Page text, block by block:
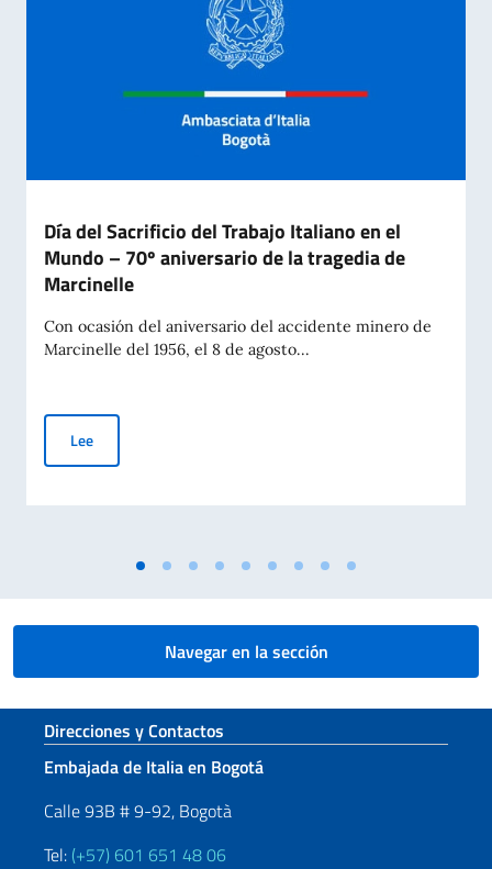
Día del Sacrificio del Trabajo Italiano en el
Mundo – 70º aniversario de la tragedia de
Marcinelle
Con ocasión del aniversario del accidente minero de
Marcinelle del 1956, el 8 de agosto...
LeeDía del Sacrificio del Trabajo Italiano en el Mundo – 70º
Navegar en la sección
Sezione footer
Direcciones y Contactos
Embajada de Italia en Bogotá
Calle 93B # 9-92, Bogotà
Tel: (+57) 601 651 48 06